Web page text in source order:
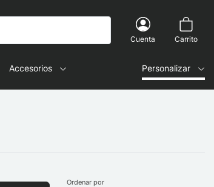
Cuenta Carrito
Accesorios Personalizar
Ordenar por